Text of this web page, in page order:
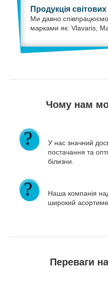
Продукція
Ми давно
марками як: Vlavaris,
Чому нам
У нас значний
постачання та
білизни.
Наша компанія
широкий
Переваги